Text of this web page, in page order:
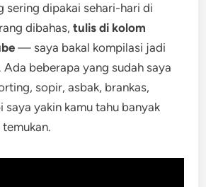
sering dipakai sehari-hari di
dibahas,tulis di kolom
— saya bakal kompilasi jadi
beberapa yang sudah saya
sopir, asbak, brankas,
saya yakin kamu tahu banyak